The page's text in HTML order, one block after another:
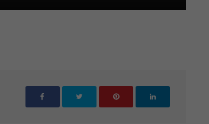
Mute Settings
Enter